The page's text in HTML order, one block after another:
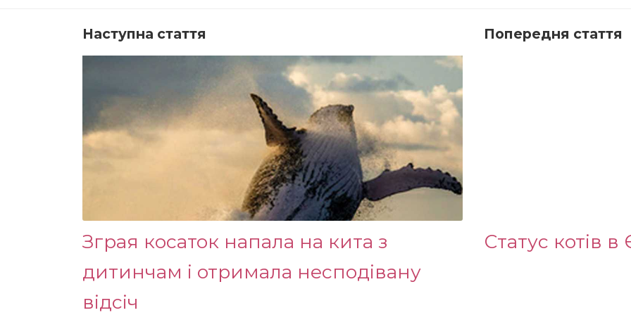
Наступна стаття
Зграя косаток напала на кита з
дитинчам і отримала несподівану
відсіч
Попередня стаття
Статус котів в